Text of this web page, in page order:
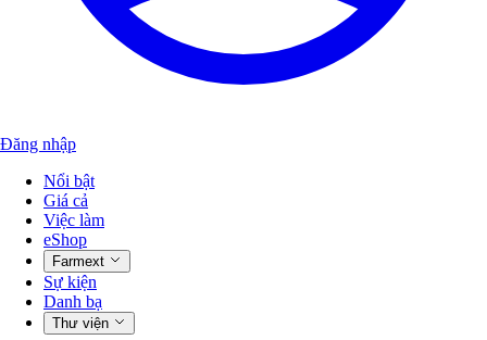
Đăng nhập
Nổi bật
Giá cả
Việc làm
eShop
Farmext
Sự kiện
Danh bạ
Thư viện